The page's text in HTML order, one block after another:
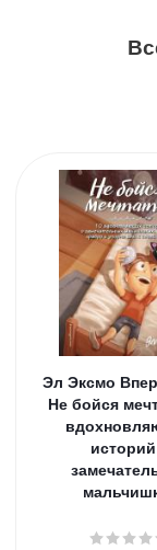
Эл Эксмо
Не бойся